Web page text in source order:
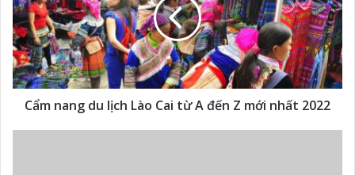
Cẩm nang du lịch Lào Cai từ A đến Z mới nhất 2022